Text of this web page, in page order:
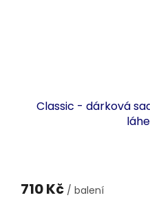
Classic - dárková
710 Kč / balení